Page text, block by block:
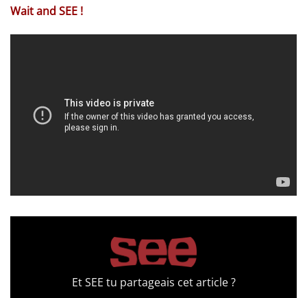
Wait and SEE !
Et SEE tu partageais cet article ?